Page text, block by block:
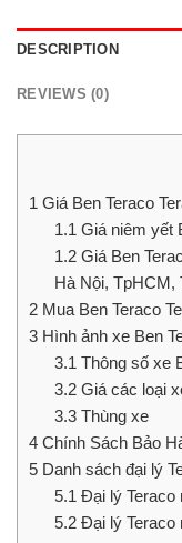
DESCRIPTION
REVIEWS (0)
1 Giá Ben Teraco
1.1Giá niêm yết
1.2Giá Ben
Hà Nội, TpHCM,
2 Mua Ben Teraco
3 Hình ảnh xe Ben
3.1Thông số xe
3.2Giá các loại
3.3Thùng xe
4 Chính Sách Bảo
5 Danh sách đại lý
5.1Đại lý Teraco
5.2Đại lý Teraco